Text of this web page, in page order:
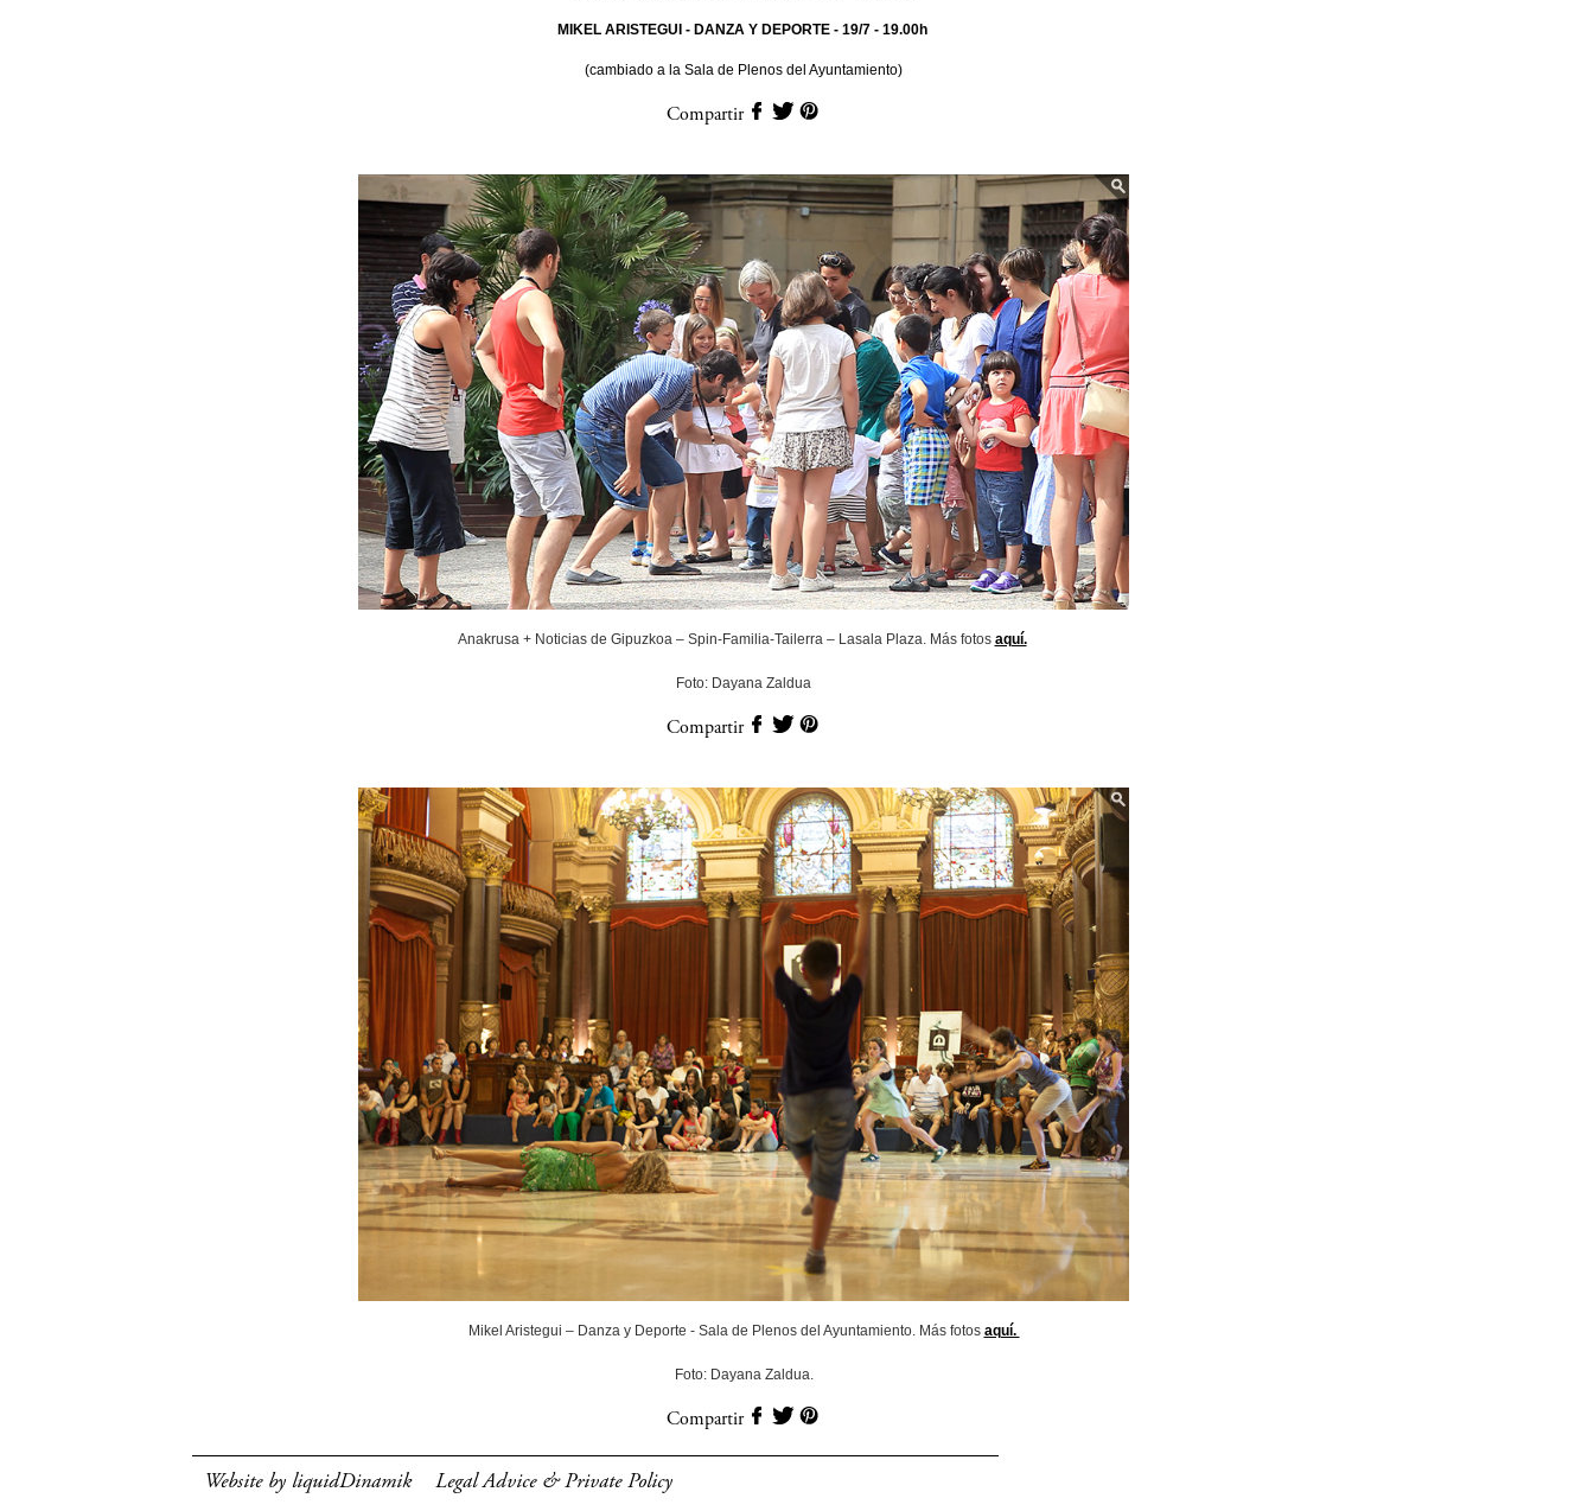
MIKEL ARISTEGUI - DANZA Y DEPORTE- 19/7 - 19.00h
(cambiado a la Sala de Plenos del Ayuntamiento)
Compartir
Anakrusa + Noticias de Gipuzkoa – Spin-Familia-Tailerra – Lasala Plaza. Más fotos aquí.
Foto: Dayana Zaldua
Compartir
Mikel Aristegui – Danza y Deporte - Sala de Plenos del Ayuntamiento. Más fotos aquí.
Foto: Dayana Zaldua.
Compartir
Website by liquidDinamik Legal Advice & Private Policy